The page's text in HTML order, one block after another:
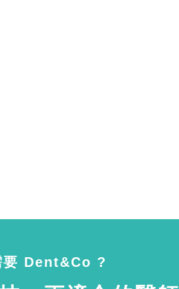
要 Dent&Co ?